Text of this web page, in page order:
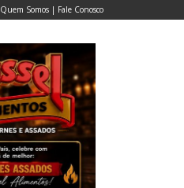
Quem Somos | Fale Conosco